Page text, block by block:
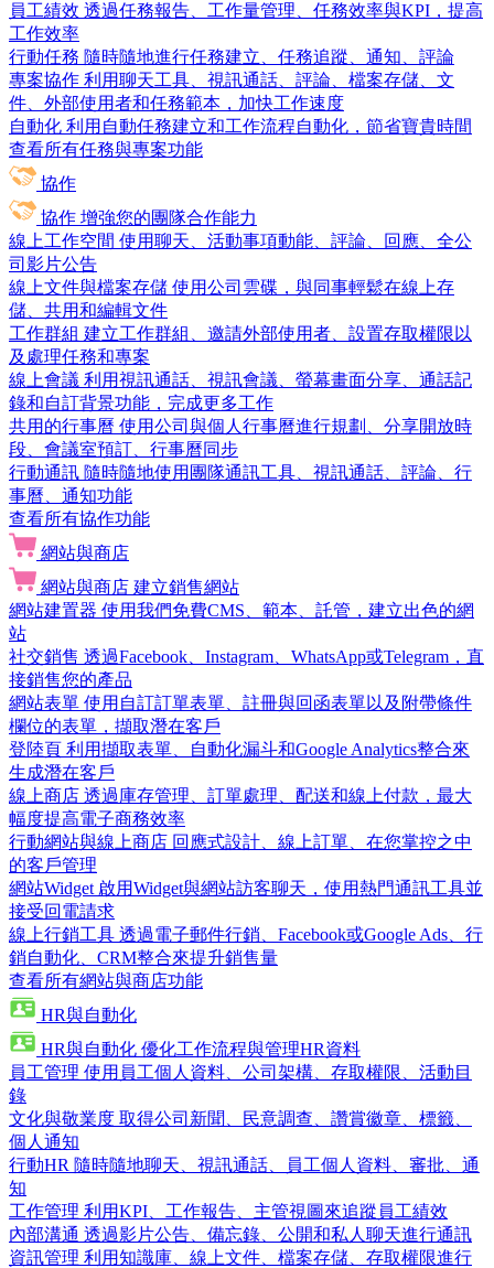
員工績效 透過任務報告、工作量管理、任務效率與KPI，提高
工作效率
行動任務 隨時隨地進行任務建立、任務追蹤、通知、評論
專案協作 利用聊天工具、視訊通話、評論、檔案存儲、文
件、外部使用者和任務範本，加快工作速度
自動化 利用自動任務建立和工作流程自動化，節省寶貴時間
查看所有任務與專案功能
協作
協作 增強您的團隊合作能力
線上工作空間 使用聊天、活動事項動能、評論、回應、全公
司影片公告
線上文件與檔案存儲 使用公司雲碟，與同事輕鬆在線上存
儲、共用和編輯文件
工作群組 建立工作群組、邀請外部使用者、設置存取權限以
及處理任務和專案
線上會議 利用視訊通話、視訊會議、螢幕畫面分享、通話記
錄和自訂背景功能，完成更多工作
共用的行事曆 使用公司與個人行事曆進行規劃、分享開放時
段、會議室預訂、行事曆同步
行動通訊 隨時隨地使用團隊通訊工具、視訊通話、評論、行
事曆、通知功能
查看所有協作功能
網站與商店
網站與商店 建立銷售網站
網站建置器 使用我們免費CMS、範本、託管，建立出色的網
站
社交銷售 透過Facebook、Instagram、WhatsApp或Telegram，直
接銷售您的產品
網站表單 使用自訂訂單表單、註冊與回函表單以及附帶條件
欄位的表單，擷取潛在客戶
登陸頁 利用擷取表單、自動化漏斗和Google Analytics整合來
生成潛在客戶
線上商店 透過庫存管理、訂單處理、配送和線上付款，最大
幅度提高電子商務效率
行動網站與線上商店 回應式設計、線上訂單、在您掌控之中
的客戶管理
網站Widget 啟用Widget與網站訪客聊天，使用熱門通訊工具並
接受回電請求
線上行銷工具 透過電子郵件行銷、Facebook或Google Ads、行
銷自動化、CRM整合來提升銷售量
查看所有網站與商店功能
HR與自動化
HR與自動化 優化工作流程與管理HR資料
員工管理 使用員工個人資料、公司架構、存取權限、活動目
錄
文化與敬業度 取得公司新聞、民意調查、讚賞徽章、標籤、
個人通知
行動HR 隨時隨地聊天、視訊通話、員工個人資料、審批、通
知
工作管理 利用KPI、工作報告、主管視圖來追蹤員工績效
內部溝通 透過影片公告、備忘錄、公開和私人聊天進行通訊
資訊管理 利用知識庫、線上文件、檔案存儲、存取權限進行